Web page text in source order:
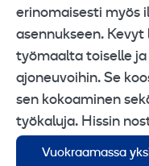
erinomaisesti myös
asennukseen.
työmaalta toiselle
ajoneuvoihin. Se
sen kokoaminen
työkaluja. Hissin
ohjauspyörällä, joka
Vuokraamassa